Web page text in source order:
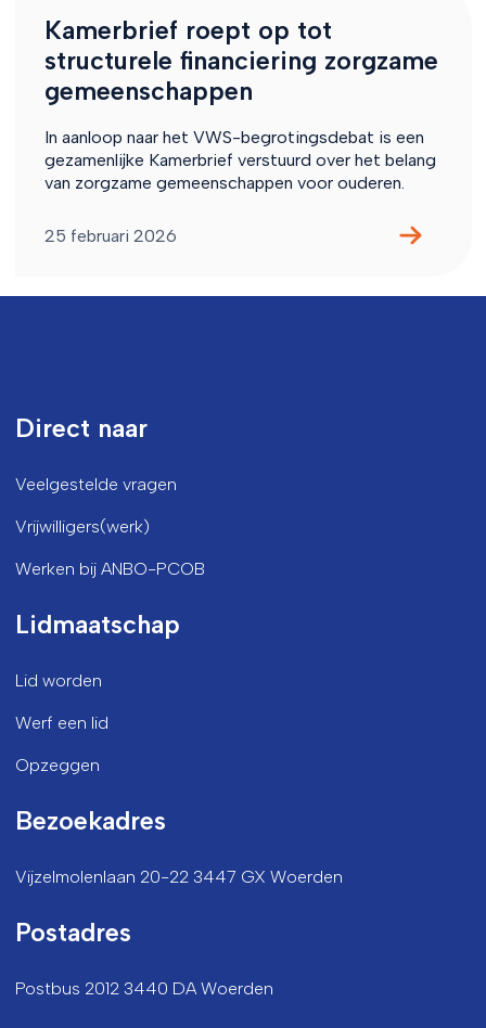
Kamerbrief roept op tot
structurele financiering zorgzame
gemeenschappen
In aanloop naar het VWS-begrotingsdebat is een
gezamenlijke Kamerbrief verstuurd over het belang
van zorgzame gemeenschappen voor ouderen.
25 februari 2026
Direct naar
Veelgestelde vragen
Vrijwilligers(werk)
Werken bij ANBO-PCOB
Lidmaatschap
Lid worden
Werf een lid
Opzeggen
Bezoekadres
Vijzelmolenlaan 20-22 3447 GX Woerden
Postadres
Postbus 2012 3440 DA Woerden